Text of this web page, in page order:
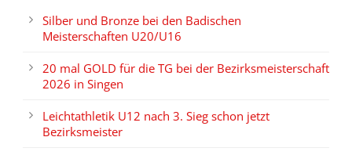
Silber und Bronze bei den Badischen
Meisterschaften U20/U16
20 mal GOLD für die TG bei der Bezirksmeisterschaft
2026 in Singen
Leichtathletik U12 nach 3. Sieg schon jetzt
Bezirksmeister